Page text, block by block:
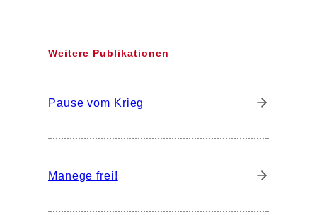
Weitere Publikationen
Pause vom Krieg
Manege frei!